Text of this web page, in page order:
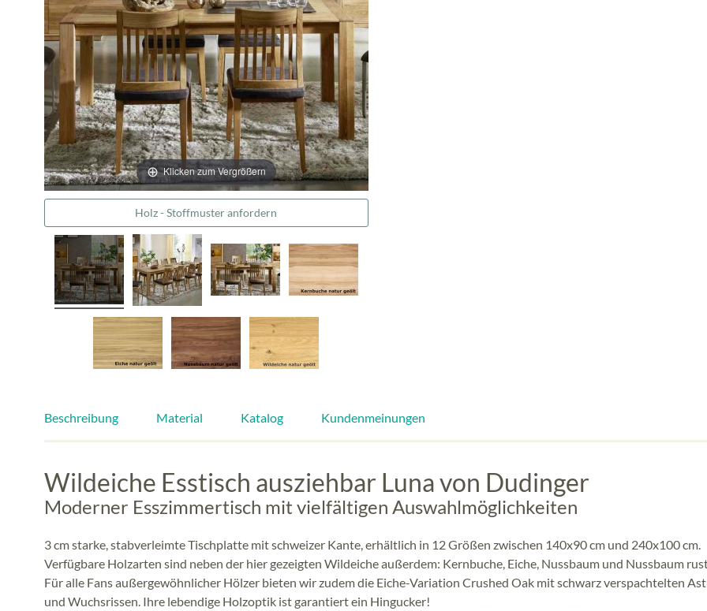
Klicken zum Vergrößern
Holz - Stoffmuster anfordern
Beschreibung Material Katalog Kundenmeinungen
Wildeiche Esstisch ausziehbar Luna von Dudinger
Moderner Esszimmertisch mit vielfältigen Auswahlmöglichkeiten
3 cm starke, stabverleimte Tischplatte mit schweizer Kante, erhältlich in 12 Größen zwischen 140x90 cm und 240x100 cm.
Verfügbare Holzarten sind neben der hier gezeigten Wildeiche außerdem: Kernbuche, Eiche, Nussbaum und Nussbaum
Für alle Fans außergewöhnlicher Hölzer bieten wir zudem die Eiche-Variation Crushed Oak mit schwarz verspachtelten
und Wuchsrissen. Ihre lebendige Holzoptik ist garantiert ein Hingucker!